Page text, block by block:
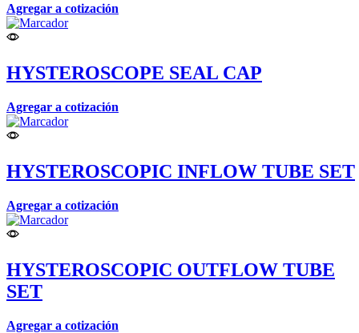
Agregar a cotización
HYSTEROSCOPE SEAL CAP
Agregar a cotización
HYSTEROSCOPIC INFLOW TUBE SET
Agregar a cotización
HYSTEROSCOPIC OUTFLOW TUBE
SET
Agregar a cotización